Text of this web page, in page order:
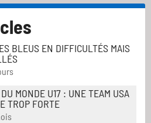
BLEUS EN DIFFICULTÉS MAIS
MONDE U17 : UNE TEAM USA
TROP FORTE